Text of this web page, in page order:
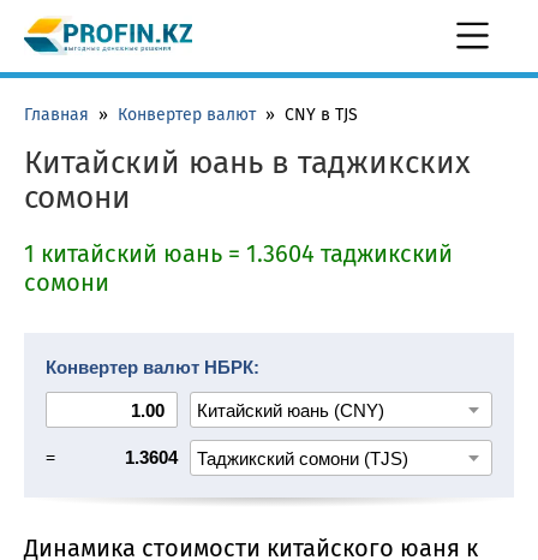
Главная » Конвертер валют » CNY в TJS
Китайский юань в таджикских
сомони
1 китайский юань = 1.3604 таджикский
сомони
Конвертер валют НБРК:
= 1.3604
Динамика стоимости китайского юаня к